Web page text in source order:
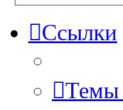
Ссылки
Темы